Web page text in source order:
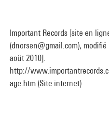
Important Records [site en
(dnorsen@gmail.com),
août 2010].
http://
age.htm (Site internet)